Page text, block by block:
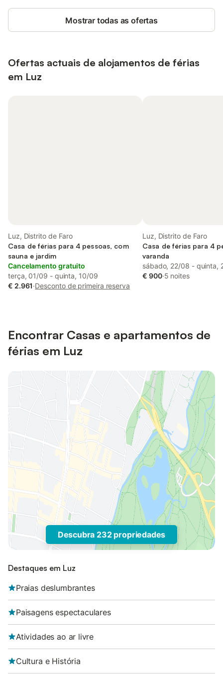
Mostrar todas as ofertas
Ofertas actuais de alojamentos de férias
em Luz
Luz, Distrito de Faro
Casa de férias para 4 pessoas, com
sauna e jardim
Cancelamento gratuito
terça, 01/09 - quinta, 10/09
€ 2.961·Desconto de primeira reserva
Luz, Distrito de Faro
Casa de férias para 4
varanda
sábado, 22/08 - quinta,
€ 900·5 noites
Encontrar Casas e apartamentos de
férias em Luz
Descubra 232 propriedades
Destaques em Luz
Praias deslumbrantes
Paisagens espectaculares
Atividades ao ar livre
Cultura e História